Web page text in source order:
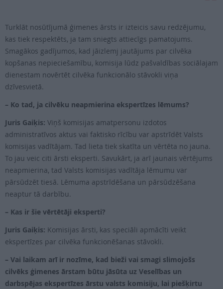
Turklāt nosūtījumā ģimenes ārsts ir izteicis savu redzējumu,
kas tiek respektēts, ja tam sniegts attiecīgs pamatojums.
Smagākos gadījumos, kad jāizlemj jautājums par cilvēka
kopšanas nepieciešamību, komisija lūdz pašvaldības sociālajam
dienestam novērtēt cilvēka funkcionālo stāvokli viņa
dzīvesvietā.
– Ko tad, ja cilvēku neapmierina ekspertīzes lēmums?
Juris Gaiķis: Viņš komisijas amatpersonu izdotos
administratīvos aktus vai faktisko rīcību var apstrīdēt Valsts
komisijas vadītājam. Tad lieta tiek skatīta un vērtēta no jauna.
To jau veic citi ārsti eksperti. Savukārt, ja arī jaunais vērtējums
neapmierina, tad Valsts komisijas vadītāja lēmumu var
pārsūdzēt tiesā. Lēmuma apstrīdēšana un pārsūdzēšana
neaptur tā darbību.
– Kas ir šie vērtētāji eksperti?
Juris Gaiķis: Komisijas ārsti, kas speciāli apmācīti veikt
ekspertīzes par cilvēka funkcionēšanas stāvokli.
– Vai laikam arī ir nozīme, kad bieži vai smagi slimojošs
cilvēks ģimenes ārstam būtu jāsūta uz Veselības un
darbspējas ekspertīzes ārstu valsts komisiju, lai piešķirtu